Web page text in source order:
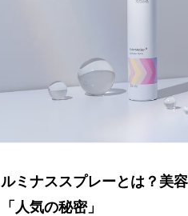
ルミナススプレーとは？美
「人気の秘密」